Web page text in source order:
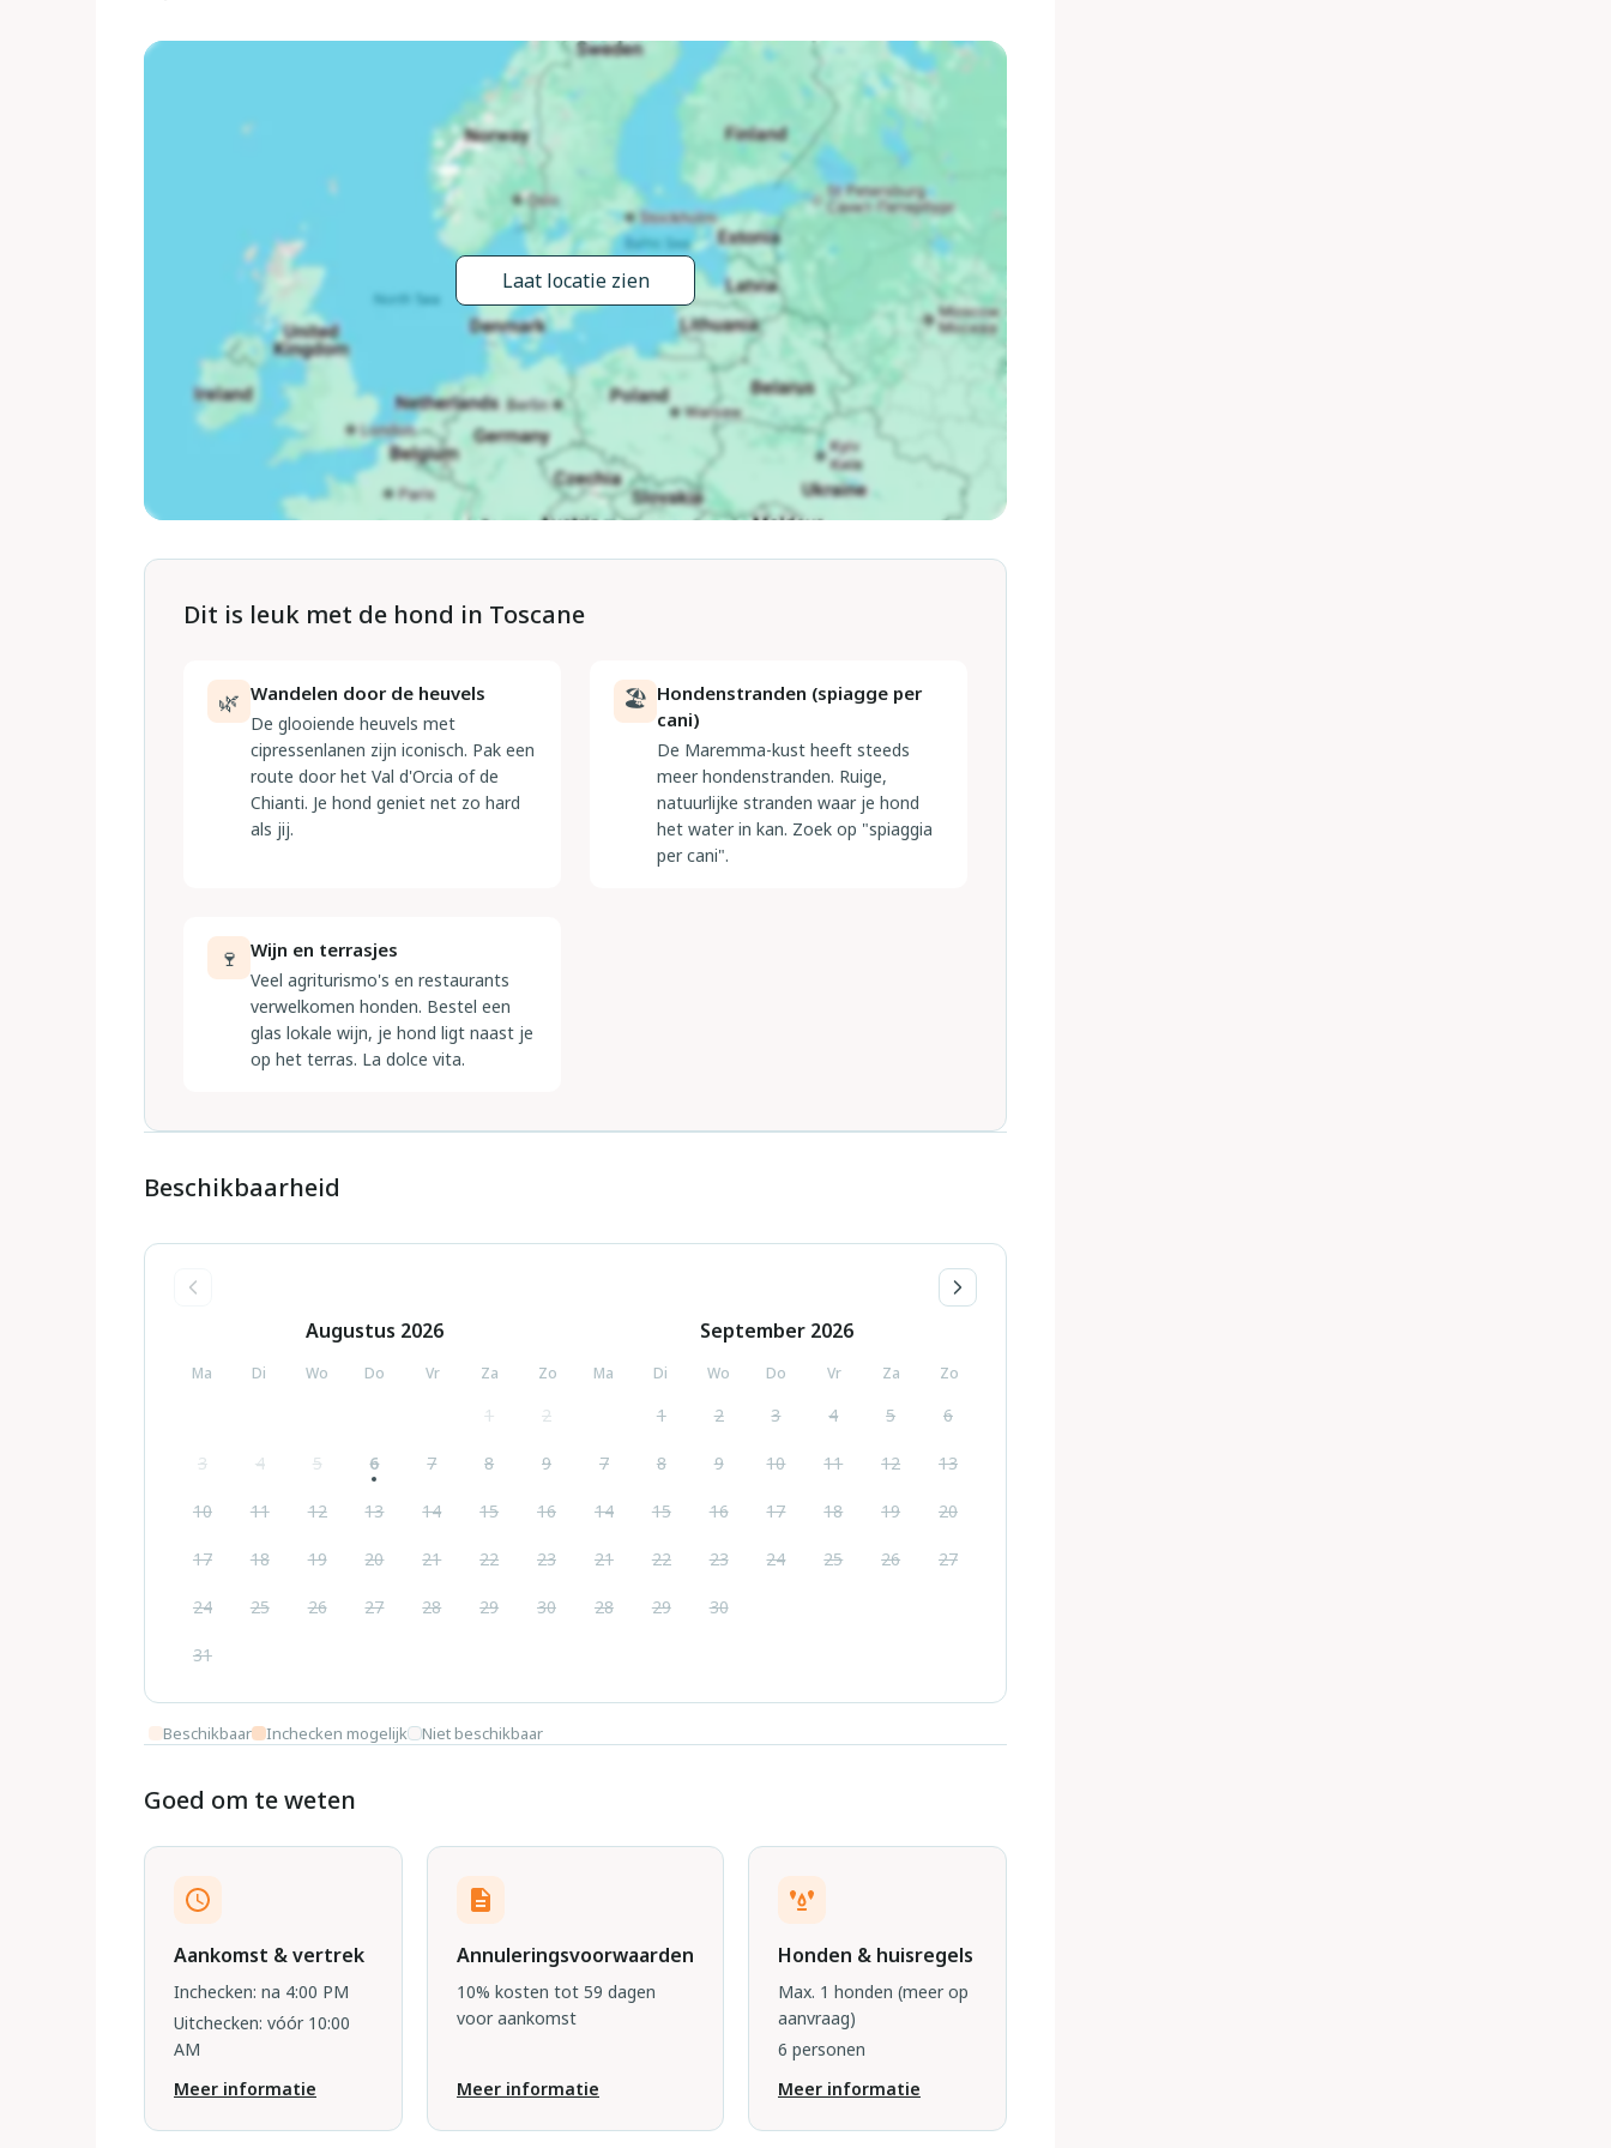
medegebruik, extra), Verwarming ter plaatse te betalen, verwarming alleen beschikbaar van 01.Nov. - 27.Mrt..
Wissel van linnengoed (extra wissel te betalen). Schoonmaak op verzoek (extra). Huishoudelijke hulp op
verzoek (extra). Toegangsweg tot aan het huis. Parkeerplaats bij het huis. Levensmiddelenwinkel 3 km,
supermarkt 3 km, restaurant 3 km, bushalte 4 km, treinstation "Bucine", thermaalbad 20 km. Attracties in de
buurt: Firenze 55 km, Siena 35 km, Arezzo 30 km. Geschikt voor evenementen.
Laat locatie zien
Dit is leuk met de hond in Toscane
🌿 Wandelen door de heuvels
De glooiende heuvels met
cipressenlanen zijn iconisch. Pak een
route door het Val d'Orcia of de
Chianti. Je hond geniet net zo hard
als jij.
🏖 Hondenstranden (spiagge per
cani)
De Maremma-kust heeft steeds
meer hondenstranden. Ruige,
natuurlijke stranden waar je hond
het water in kan. Zoek op "spiaggia
per cani".
🍷 Wijn en terrasjes
Veel agriturismo's en restaurants
verwelkomen honden. Bestel een
glas lokale wijn, je hond ligt naast je
op het terras. La dolce vita.
Beschikbaarheid
Augustus 2026
Ma Di Wo Do Vr Za Zo
1 2
3 4 5 6 7 8 9
10 11 12 13 14 15 16
17 18 19 20 21 22 23
24 25 26 27 28 29 30
31
September 2026
Ma Di Wo Do Vr Za Zo
1 2 3 4 5 6
7 8 9 10 11 12 13
14 15 16 17 18 19 20
21 22 23 24 25 26 27
28 29 30
Beschikbaar Inchecken mogelijk Niet beschikbaar
Goed om te weten
Aankomst & vertrek
Inchecken: na 4:00 PM
Uitchecken: vóór 10:00
AM
Meer informatie
Annuleringsvoorwaarden
10% kosten tot 59 dagen
voor aankomst
Meer informatie
Honden & huisregels
Max. 1 honden (meer op
aanvraag)
6 personen
Meer informatie